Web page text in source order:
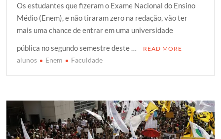
i
t
t
e
r
c
e
b
o
o
a
t
s
A
p
o
g
g
e
r
a
r
e
Os estudantes que fizeram o Exame Nacional do Ensino
Médio (Enem), e não tiraram zero na redação, vão ter
mais uma chance de entrar em uma universidade
pública no segundo semestre deste …
READ MORE
alunos Enem Faculdade